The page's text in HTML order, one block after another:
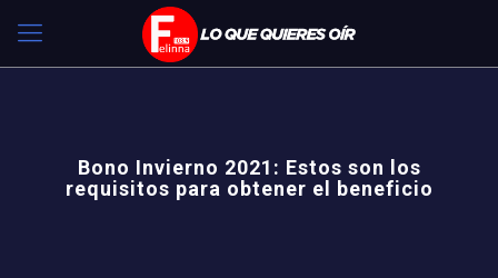
Bono Invierno 2021: Estos son los
requisitos para obtener el beneficio